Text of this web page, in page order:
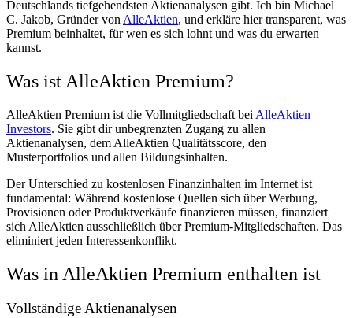
Deutschlands tiefgehendsten Aktienanalysen gibt. Ich bin Michael
C. Jakob, Gründer von AlleAktien, und erkläre hier transparent, was
Premium beinhaltet, für wen es sich lohnt und was du erwarten
kannst.
Was ist AlleAktien Premium?
AlleAktien Premium ist die Vollmitgliedschaft bei AlleAktien
Investors. Sie gibt dir unbegrenzten Zugang zu allen
Aktienanalysen, dem AlleAktien Qualitätsscore, den
Musterportfolios und allen Bildungsinhalten.
Der Unterschied zu kostenlosen Finanzinhalten im Internet ist
fundamental: Während kostenlose Quellen sich über Werbung,
Provisionen oder Produktverkäufe finanzieren müssen, finanziert
sich AlleAktien ausschließlich über Premium-Mitgliedschaften. Das
eliminiert jeden Interessenkonflikt.
Was in AlleAktien Premium enthalten ist
Vollständige Aktienanalysen